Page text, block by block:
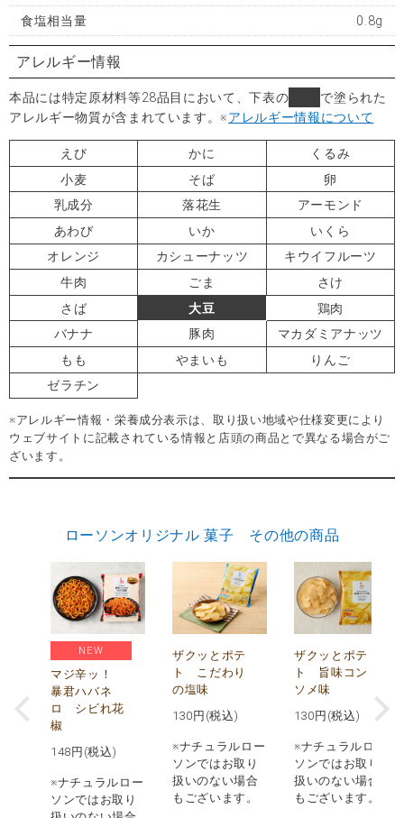
食塩相当量 0.8g
アレルギー情報
本品には特定原材料等28品目において、下表の
で塗られた
アレルギー物質が含まれています。※アレルギー情報について
えび かに
くるみ
小麦
そば
卵
乳成分
落花生
アーモンド
あわび
いか
いくら
オレンジ
カシューナッツ
キウイフルーツ
牛肉
ごま
さけ
さば
大豆
鶏肉
バナナ
豚肉
マカダミアナッツ
もも
やまいも
りんご
ゼラチン
※アレルギー情報・栄養成分表示は、取り扱い地域や仕様変更により
ウェブサイトに記載されている情報と店頭の商品とで異なる場合がご
ざいます。
ローソンオリジナル 菓子 その他の商品
NEW
マジ辛ッ！
暴君ハバネ
ロ シビれ花
椒
148 円(税込)
※ナチュラルロー
ソンではお取り
ザクッとポテ
ト こだわり
の塩味
130 円(税込)
※ナチュラルロー
ソンではお取り
扱いのない場合
もございます。
ザクッとポテ
ト 旨味コン
ソメ味
130 円(税込)
※ナチュラルロー
ソンではお取り
扱いのない場合
もございます。